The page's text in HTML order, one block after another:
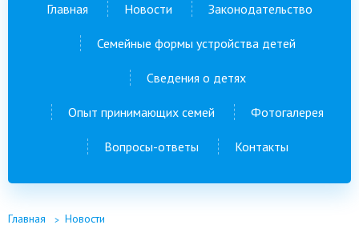
Главная Новости Законодательство
Семейные формы устройства детей
Сведения о детях
Опыт принимающих семей Фотогалерея
Вопросы-ответы Контакты
Главная Новости